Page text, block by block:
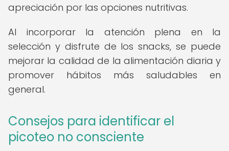
apreciación por las opciones nutritivas.
Al incorporar la atención plena en la
selección y disfrute de los snacks, se puede
mejorar la calidad de la alimentación diaria y
promover hábitos más saludables en
general.
Consejos para identificar el
picoteo no consciente